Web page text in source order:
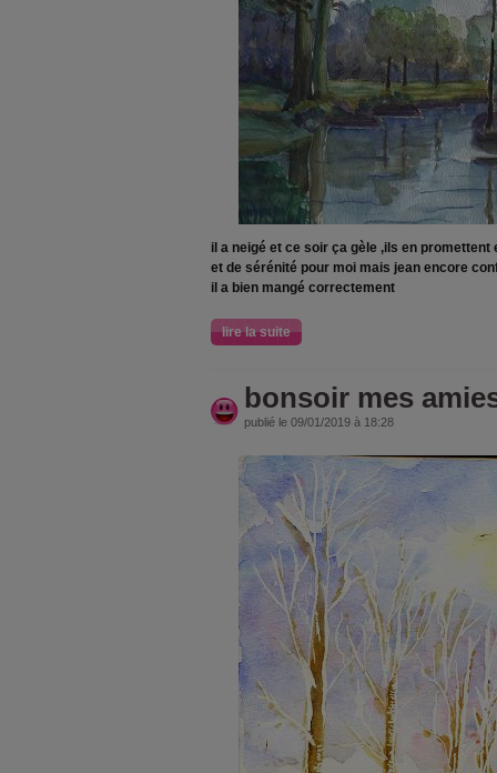
il a neigé et ce soir ça gèle ,ils en
et de sérénité pour moi mais jean encore
il a bien mangé correctement
lire la suite
bonsoir mes
publié le 09/01/2019 à 18:28